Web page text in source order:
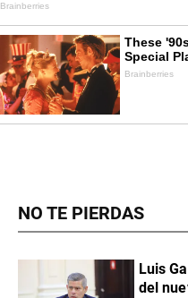
NO TE PIERDAS
Luis
del